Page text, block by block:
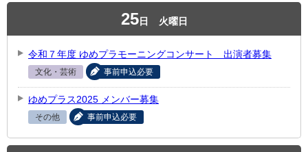
25日 火曜日
令和７年度 ゆめプラモーニングコンサート 出演者募集
文化・芸術 事前申込必要
ゆめプラス2025 メンバー募集
その他 事前申込必要